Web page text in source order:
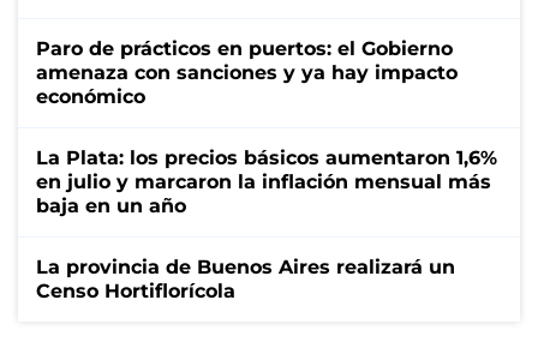
Paro de prácticos en puertos: el Gobierno
amenaza con sanciones y ya hay impacto
económico
La Plata: los precios básicos aumentaron 1,6%
en julio y marcaron la inflación mensual más
baja en un año
La provincia de Buenos Aires realizará un
Censo Hortiflorícola